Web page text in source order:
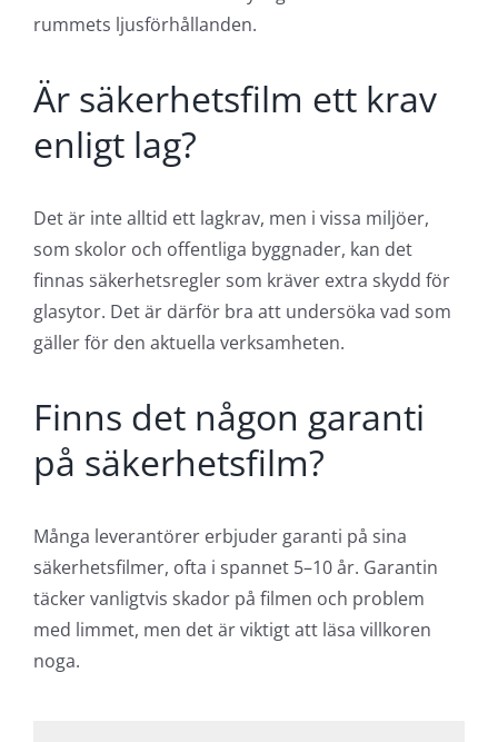
rummets ljusförhållanden.
Är säkerhetsfilm ett krav
enligt lag?
Det är inte alltid ett lagkrav, men i vissa miljöer,
som skolor och offentliga byggnader, kan det
finnas säkerhetsregler som kräver extra skydd för
glasytor. Det är därför bra att undersöka vad som
gäller för den aktuella verksamheten.
Finns det någon garanti
på säkerhetsfilm?
Många leverantörer erbjuder garanti på sina
säkerhetsfilmer, ofta i spannet 5–10 år. Garantin
täcker vanligtvis skador på filmen och problem
med limmet, men det är viktigt att läsa villkoren
noga.